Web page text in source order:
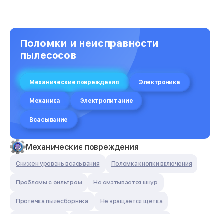
Поломки и неисправности
пылесосов
Механические повреждения Электроника
Механика Электропитание
Всасывание
Механические повреждения
Снижен уровень всасывания Поломка кнопки включения
Проблемы с фильтром Не сматывается шнур
Протечка пылесборника Не вращается щетка